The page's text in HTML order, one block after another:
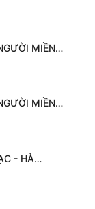
MIỀN…
MIỀN…
- HÀ…